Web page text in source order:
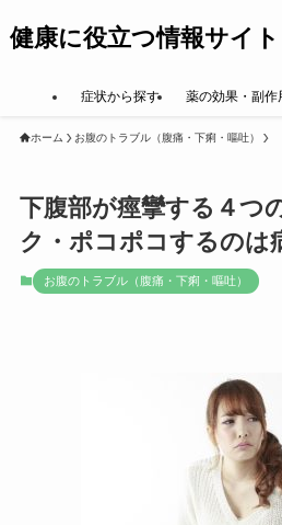
健康に役立つ情報サイト
症状から探す 薬の効果・副作
ホーム お腹のトラブル（腹痛・下痢・嘔吐）
下腹部が痙攣する４つ
ク・ポコポコするのは
お腹のトラブル（腹痛・下痢・嘔吐）